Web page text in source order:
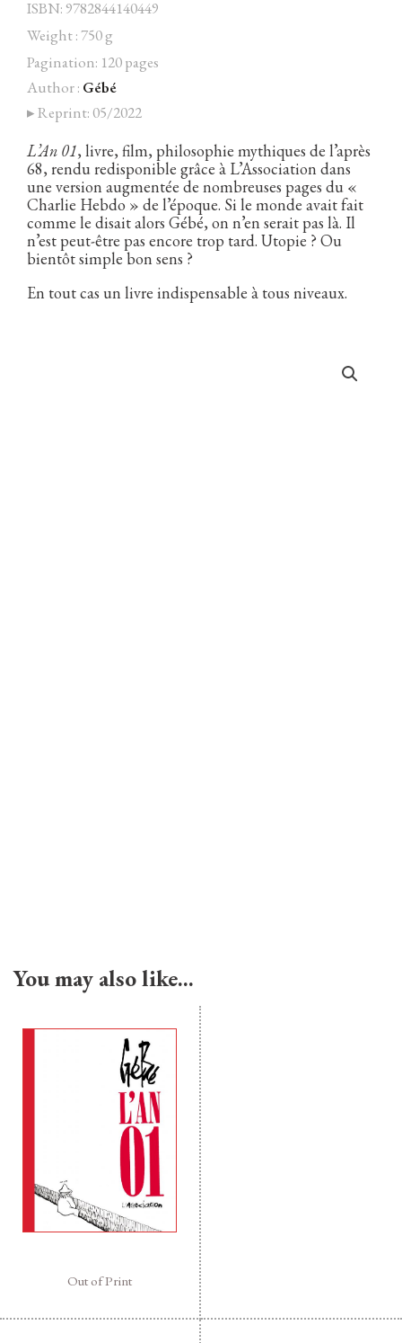
Facebook
incandescence
ISBN: 9782844140449
Weight : 750 g
Pagination: 120 pages
Author : Gébé
▸ Reprint: 05/2022
L’An 01, livre, film, philosophie mythiques de l’après
68, rendu redisponible grâce à L’Association dans
une version augmentée de nombreuses pages du «
Charlie Hebdo » de l’époque. Si le monde avait fait
comme le disait alors Gébé, on n’en serait pas là. Il
n’est peut-être pas encore trop tard. Utopie ? Ou
bientôt simple bon sens ?
En tout cas un livre indispensable à tous niveaux.
You may also like…
Out of Print